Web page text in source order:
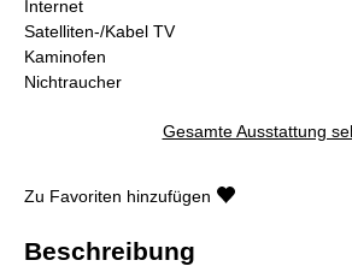
Internet
Satelliten-/Kabel TV
Kaminofen
Nichtraucher
Gesamte Ausstattung
Zu Favoriten hinzufügen
Beschreibung